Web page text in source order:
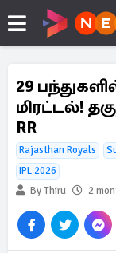
29
மிரட்டல்!
RR
Rajasthan Royals
IPL 2026
By Thiru
2